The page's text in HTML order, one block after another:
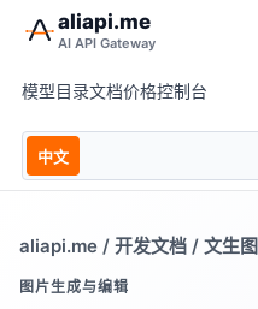
aliapi.me
AI API Gateway
模型目录文档价格控制台
中文
aliapi.me / 开发文档 / 文生图
图片生成与编辑